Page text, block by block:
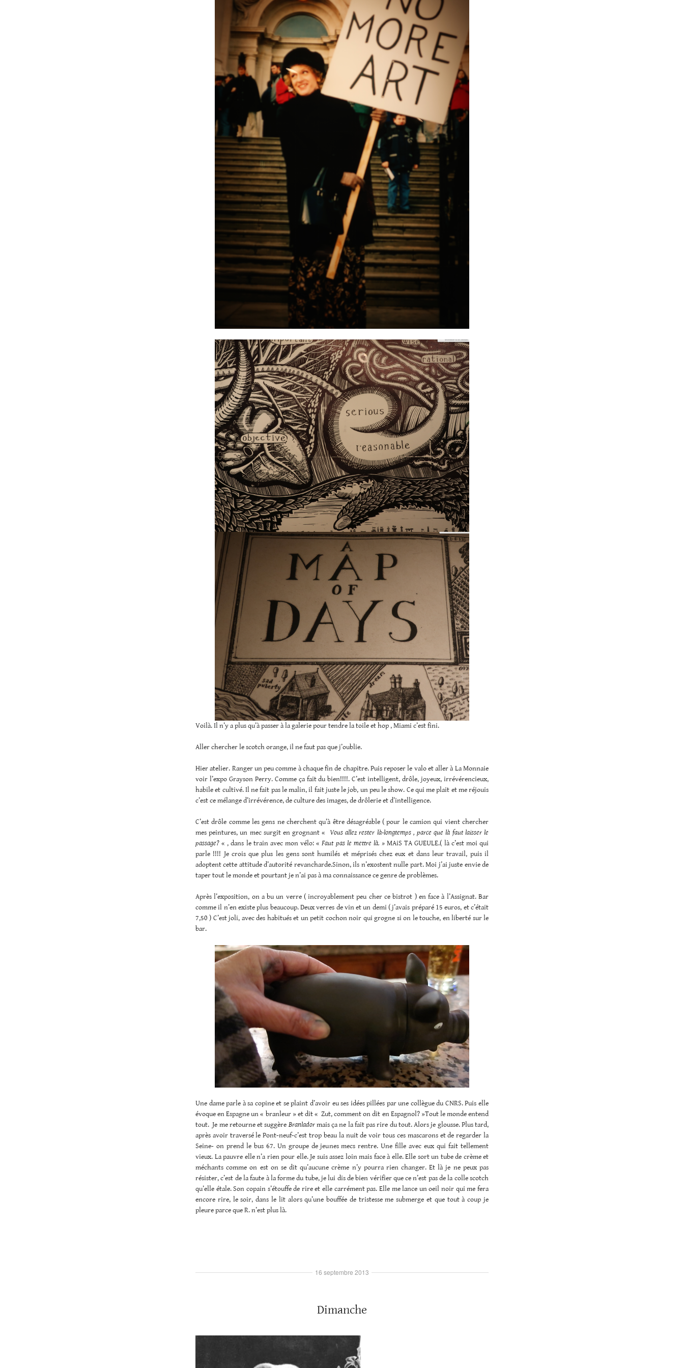
Voilà. Il n’y a plus qu’à passer à la galerie pour tendre la toile et hop , Miami c’est fini.
Aller chercher le scotch orange, il ne faut pas que j’oublie.
Hier atelier. Ranger un peu comme à chaque fin de chapitre. Puis reposer le valo et aller à La Monnaie
voir l’expo Grayson Perry. Comme ça fait du bien!!!!. C’est intelligent, drôle, joyeux, irrévérencieux,
habile et cultivé. Il ne fait pas le malin, il fait juste le job, un peu le show. Ce qui me plait et me réjouis
c’est ce mélange d’irrévérence, de culture des images, de drôlerie et d’intelligence.
C’est drôle comme les gens ne cherchent qu’à être désagréable ( pour le camion qui vient chercher
mes peintures, un mec surgit en grognant «
Vous allez rester là-longtemps , parce que là faut laisser le
passage? « , dans le train avec mon vélo: «Faut pas le mettre là. » MAiS TA GUEULE.( là c’est moi qui
parle !!!! Je crois que plus les gens sont humilés et méprisés chez eux et dans leur travail, puis il
adoptent cette attitude d’autorité revancharde.Sinon, ils n’exostent nulle part. Moi j’ai juste envie de
taper tout le monde et pourtant je n’ai pas à ma connaissance ce genre de problèmes.
Après l’exposition, on a bu un verre ( incroyablement peu cher ce bistrot ) en face à l’Assignat. Bar
comme il n’en existe plus beaucoup. Deux verres de vin et un demi ( j’avais préparé 15 euros, et c’était
7,50 ) C’est joli, avec des habitués et un petit cochon noir qui grogne si on le touche, en liberté sur le
bar.
Une dame parle à sa copine et se plaint d’avoir eu ses idées pillées par une collègue du CNRS. Puis elle
évoque en Espagne un « branleur » et dit « Zut, comment on dit en Espagnol? »Tout le monde entend
tout. Je me retourne et suggère Branladormais ça ne la fait pas rire du tout. Alors je glousse. Plus tard,
après avoir traversé le Pont-neuf-c’est trop beau la nuit de voir tous ces mascarons et de regarder la
Seine- on prend le bus 67. Un groupe de jeunes mecs rentre. Une fille avec eux qui fait tellement
vieux. La pauvre elle n’a rien pour elle. Je suis assez loin mais face à elle. Elle sort un tube de crème et
méchants comme on est on se dit qu’aucune crème n’y pourra rien changer. Et là je ne peux pas
résister, c’est de la faute à la forme du tube, je lui dis de bien vérifier que ce n’est pas de la colle scotch
qu’elle étale. Son copain s’étouffe de rire et elle carrément pas. Elle me lance un oeil noir qui me fera
encore rire, le soir, dans le lit alors qu’une bouffée de tristesse me submerge et que tout à coup je
pleure parce que R. n’est plus là.
Dimanche
16 septembre 2013